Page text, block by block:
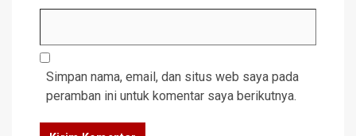
Simpan nama, email, dan situs web saya pada
peramban ini untuk komentar saya berikutnya.